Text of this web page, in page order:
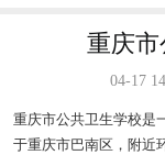
重庆市
04-17
重庆市公共卫生学校是
于重庆市巴南区，附近